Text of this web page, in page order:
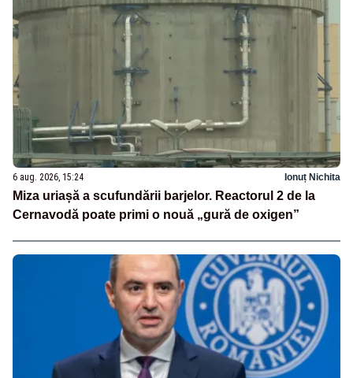
6 aug. 2026, 15:24 Ionuț Nichita
Miza uriașă a scufundării barjelor. Reactorul 2 de la
Cernavodă poate primi o nouă „gură de oxigen”